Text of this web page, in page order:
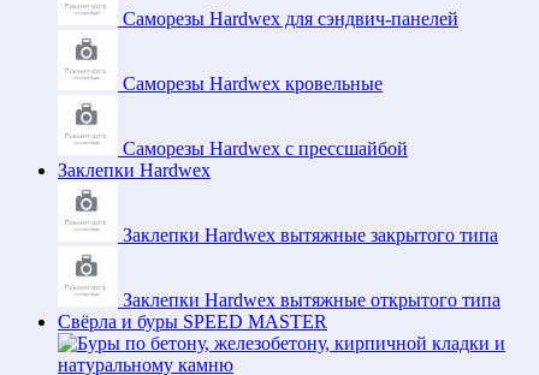
Саморезы Hardwex для сэндвич-панелей
Саморезы Hardwex кровельные
Саморезы Hardwex с прессшайбой
Заклепки Hardwex
Заклепки Hardwex вытяжные закрытого типа
Заклепки Hardwex вытяжные открытого типа
Свёрла и буры SPEED MASTER